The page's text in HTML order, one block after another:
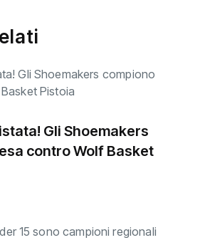
Gli Shoemakers
contro Wolf Basket